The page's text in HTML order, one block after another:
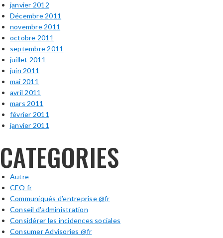
janvier 2012
Décembre 2011
novembre 2011
octobre 2011
septembre 2011
juillet 2011
juin 2011
mai 2011
avril 2011
mars 2011
février 2011
janvier 2011
CATEGORIES
Autre
CEO fr
Communiqués d’entreprise @fr
Conseil d'administration
Considérer les incidences sociales
Consumer Advisories @fr